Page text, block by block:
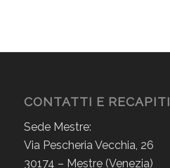
CONTATTI E RECAPITI
Sede Mestre:
Via Pescheria Vecchia, 26
30174 – Mestre (Venezia)